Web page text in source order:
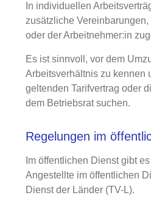
In individuellen
zusätzliche
oder der Arbeitnehmer:in
Es ist sinnvoll, vor dem
Arbeitsverhältnis zu kennen
geltenden Tarifvertrag oder
dem Betriebsrat suchen.
Regelungen im
Im öffentlichen Dienst gibt
Angestellte im öffentlichen
Dienst der Länder (TV-L).